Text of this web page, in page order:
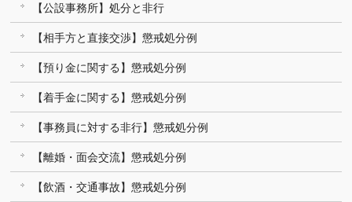
【公設事務所】処分と非行
【相手方と直接交渉】懲戒処分例
【預り金に関する】懲戒処分例
【着手金に関する】懲戒処分例
【事務員に対する非行】懲戒処分例
【離婚・面会交流】懲戒処分例
【飲酒・交通事故】懲戒処分例